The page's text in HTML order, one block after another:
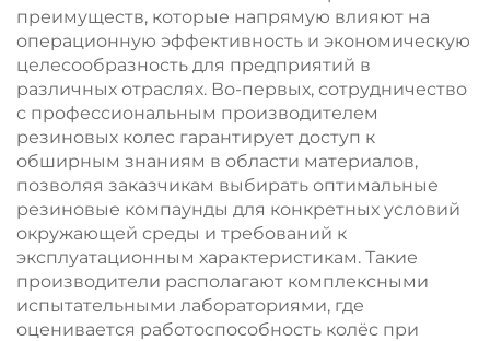
преимуществ, которые напрямую влияют на
операционную эффективность и экономическую
целесообразность для предприятий в
различных отраслях. Во-первых, сотрудничество
с профессиональным производителем
резиновых колес гарантирует доступ к
обширным знаниям в области материалов,
позволяя заказчикам выбирать оптимальные
резиновые компаунды для конкретных условий
окружающей среды и требований к
эксплуатационным характеристикам. Такие
производители располагают комплексными
испытательными лабораториями, где
оценивается работоспособность колёс при